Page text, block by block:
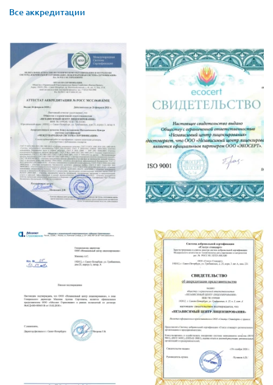
Все аккредитации